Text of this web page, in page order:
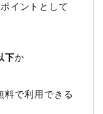
イントとして
下か
料で利用できる